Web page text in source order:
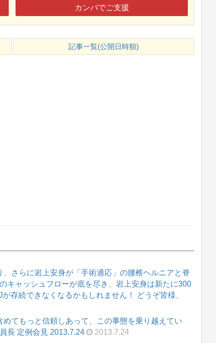
カンパでご支援
記事一覧(公開日時順)
さらに岩上安身が「手術適応」の腰椎ヘルニアと脊
キャッシュフローが底を尽き、岩上安身は新たに300
存続できなくなるかもしれません！ どうぞ皆様、
めてもっと信頼しあって、この事態を乗り越えてい
長 定例会見 2013.7.24
2013.7.24